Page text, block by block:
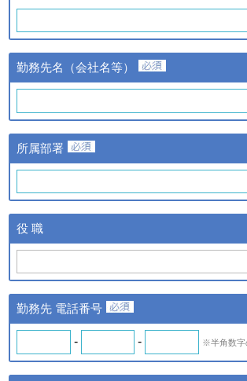
て取得した個人情報
紙またはデー
③当該情報の
株式会社日経
ト
ｃ．スキル診断システムの
ご利用に伴い取得した個人
情報
ｄ．全国スキル調査へのご
協力に伴い取得した個人情
報
氏名、氏名カ
レス、勤務先
②提供の手段
る提供。
よびｂの場合
◆ 登録情報の開示・訂正について
できるだけ正確かつ最新の内容で管理します。
し出があったときは、登録情報の開示を行いま
が正確でないなどのお申し出があったときは、
し必要に応じて登録情報の追加・変更・訂正ま
勤務先名（会社名等）
所属部署
役 職
勤務先 電話番号
- - ※半角数字